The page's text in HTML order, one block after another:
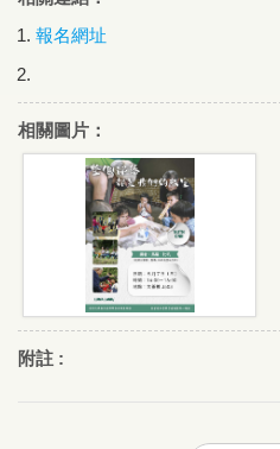
報名網址
相關圖片：
附註 :